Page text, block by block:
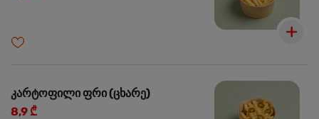
კარტოფილი ფრი (ცხარე)
8,9 ₾